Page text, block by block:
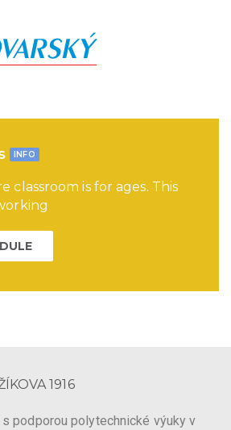
INFO
classroom is for ages. This
1916
podporou polytechnické výuky v